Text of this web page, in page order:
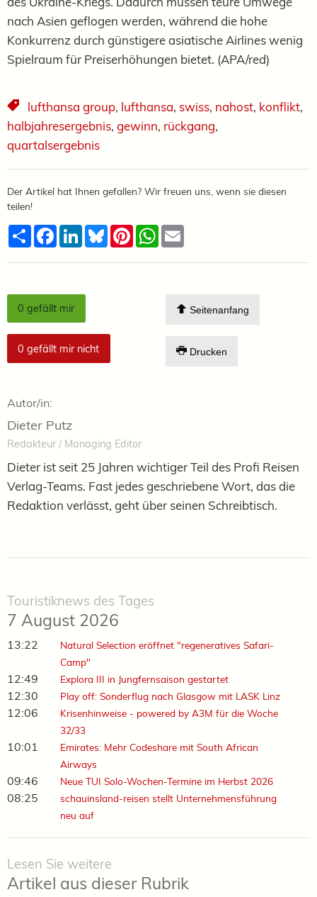
nach Asien geflogen werden, während die hohe
Konkurrenz durch günstigere asiatische Airlines wenig
Spielraum für Preiserhöhungen bietet. (APA/red)
lufthansa group, lufthansa, swiss, nahost, konflikt,
halbjahresergebnis, gewinn, rückgang,
quartalsergebnis
Der Artikel hat Ihnen gefallen? Wir freuen uns, wenn sie diesen
teilen!
TeilenFacebook
LinkedInBlueskyPinterestWhatsApp
0 gefällt mir
0 gefällt mir nicht
Seitenanfang
Drucken
Autor/in:
Dieter Putz
Redakteur / Managing Editor
Dieter ist seit 25 Jahren wichtiger Teil des Profi Reisen
Verlag-Teams. Fast jedes geschriebene Wort, das die
Redaktion verlässt, geht über seinen Schreibtisch.
Touristiknews des Tages
7 August 2026
13:22
Natural Selection eröffnet "regeneratives Safari-
Camp"
12:49 Explora III in Jungfernsaison gestartet
12:30 Play off: Sonderflug nach Glasgow mit LASK Linz
12:06
Krisenhinweise - powered by A3M für die Woche
32/33
10:01
Emirates: Mehr Codeshare mit South African
Airways
09:46 Neue TUI Solo-Wochen-Termine im Herbst 2026
08:25
schauinsland-reisen stellt Unternehmensführung
neu auf
Lesen Sie weitere
Artikel aus dieser Rubrik